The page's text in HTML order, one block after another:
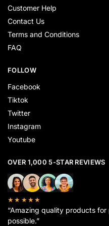
Customer Help
Contact Us
Terms and Conditions
FAQ
FOLLOW
Facebook
Tiktok
Twitter
Instagram
Youtube
OVER 1,000 5-STAR REVIEWS
★★★★★
“Amazing quality products
possible.”